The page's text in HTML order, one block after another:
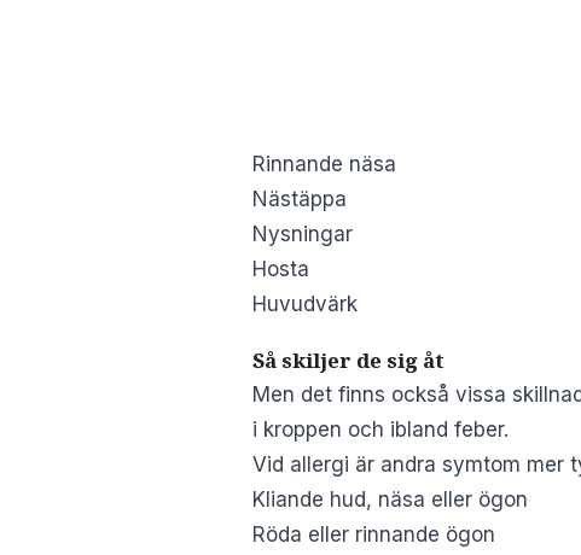
Rinnande näsa
Nästäppa
Nysningar
Hosta
Huvudvärk
Så skiljer de sig åt
Men det finns också vissa
i kroppen och ibland feber.
Vid allergi är andra symtom mer
Kliande hud, näsa eller ögon
Röda eller rinnande ögon